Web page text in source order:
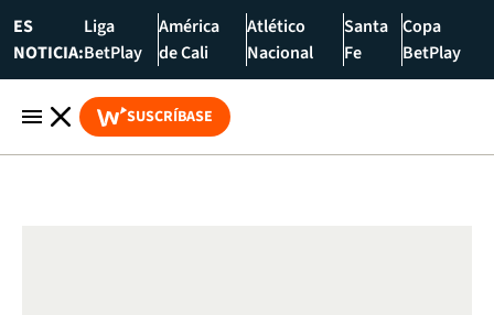
ES
NOTICIA:
Liga
BetPlay
América
de Cali
Atlético
Nacional
Santa
Fe
Copa
BetPlay
SUSCRÍBASE